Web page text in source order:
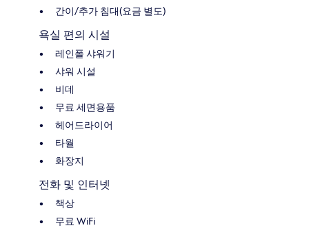
간이/추가 침대(요금 별도)
욕실 편의 시설
레인폴 샤워기
샤워 시설
비데
무료 세면용품
헤어드라이어
타월
화장지
전화 및 인터넷
책상
무료 WiFi